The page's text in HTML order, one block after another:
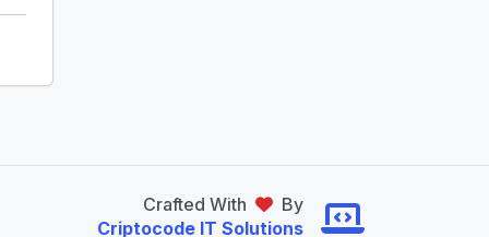
Crafted With
By
Criptocode IT Solutions